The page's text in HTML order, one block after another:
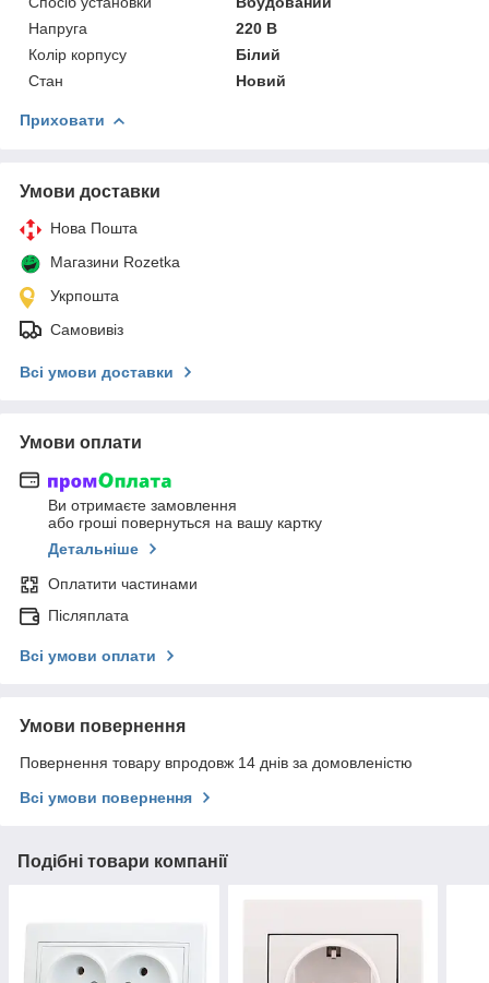
Напруга
220 В
Колір корпусу
Білий
Стан
Новий
Приховати
Умови доставки
Нова Пошта
Магазини Rozetka
Укрпошта
Самовивіз
Всі умови доставки
Умови оплати
Ви отримаєте замовлення
або гроші повернуться на вашу картку
Детальніше
Оплатити частинами
Післяплата
Всі умови оплати
Умови повернення
Повернення товару впродовж 14 днів за домовленістю
Всі умови повернення
Подібні товари компанії